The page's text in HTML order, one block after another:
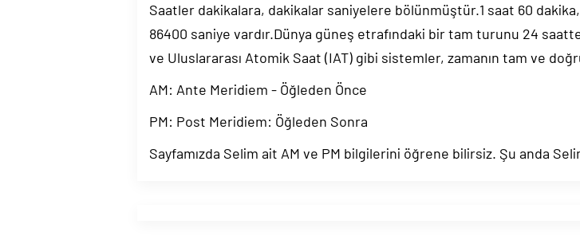
Saatler dakikalara, dakikalar saniyelere bölünmüştür.1 saat 60
86400 saniye vardır.Dünya güneş etrafındaki bir tam turunu 24
ve Uluslararası Atomik Saat (IAT) gibi sistemler, zamanın tam ve
AM: Ante Meridiem - Öğleden Önce
PM: Post Meridiem: Öğleden Sonra
Sayfamızda Selim ait AM ve PM bilgilerini öğrene bilirsiz. Şu anda